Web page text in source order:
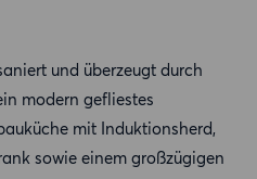
und überzeugt durch
modern gefliestes
mit Induktionsherd,
sowie einem großzügigen